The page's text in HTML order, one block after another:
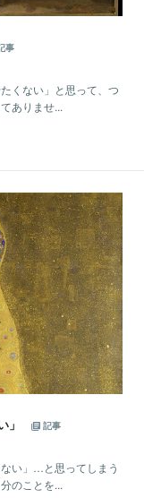
事
くない」と思って、つ
ありませ...
」
記事
い」…と思ってしまう
のことを...